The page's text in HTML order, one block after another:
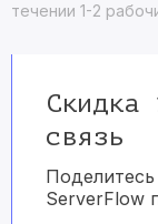
течении 1-2
Скидка
связь
ServerFlow